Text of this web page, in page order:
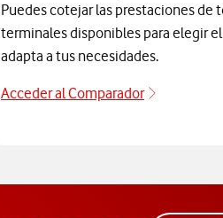
Puedes cotejar las prestaciones de
terminales disponibles para elegir
adapta a tus necesidades.
Acceder al Comparador